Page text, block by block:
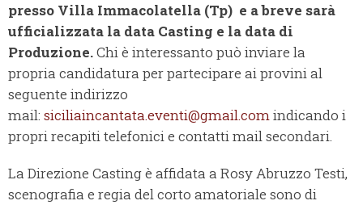
presso Villa Immacolatella (Tp) e a breve sarà
ufficializzata la data Casting e la data di
Produzione.Chi è interessanto può inviare la
propria candidatura per partecipare ai provini al
seguente indirizzo
mail: siciliaincantata.eventi@gmail.comindicando i
propri recapiti telefonici e contatti mail secondari.
La Direzione Casting è affidata a Rosy Abruzzo Testi,
scenografia e regia del corto amatoriale sono di